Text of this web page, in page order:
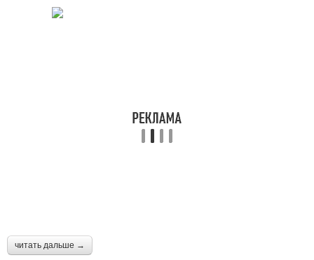
читать дальше →